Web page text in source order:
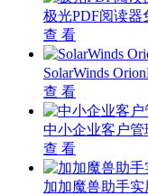
极光PDF阅读器
查 看
SolarWinds
查 看
中小企业客户管
查 看
加加魔兽助手实